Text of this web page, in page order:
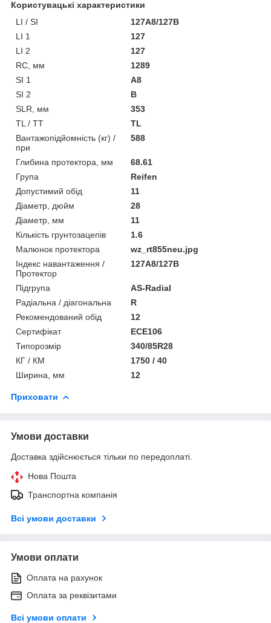
Користувацькі характеристики
LI / SI
127A8/127B
LI 1
127
LI 2
127
RC, мм
1289
SI 1
A8
SI 2
B
SLR, мм
353
TL / TT
TL
Вантажопідйомність (кг) /
при
588
Глибина протектора, мм
68.61
Група
Reifen
Допустимий обід
11
Діаметр, дюйм
28
Діаметр, мм
11
Кількість грунтозацепів
1.6
Малюнок протектора
wz_rt855neu.jpg
Індекс навантаження /
Протектор
127A8/127B
Підгрупа
AS-Radial
Радіальна / діагональна
R
Рекомендований обід
12
Сертифікат
ECE106
Типорозмір
340/85R28
КГ / КМ
1750 / 40
Ширина, мм
12
Приховати
Умови доставки
Доставка здійснюється тільки по передоплаті.
Нова Пошта
Транспортна компанія
Всі умови доставки
Умови оплати
Оплата на рахунок
Оплата за реквізитами
Всі умови оплати